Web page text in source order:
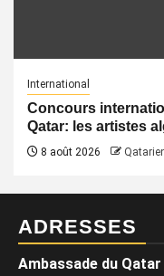
International
Concours
Qatar: les artistes
8 août 2026
ADRESSES
Ambassade du